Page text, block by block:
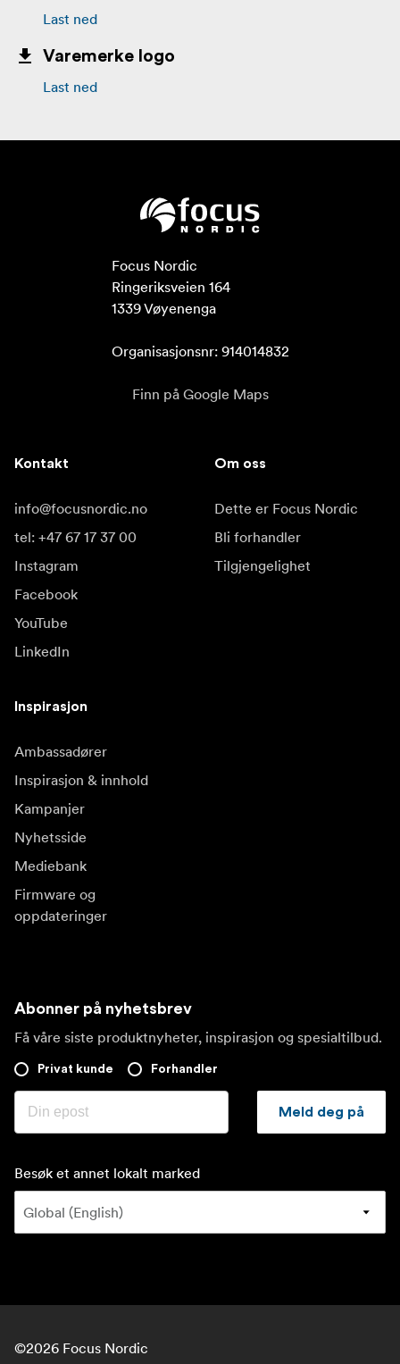
Last ned
Varemerke logo
Last ned
Focus Nordic
Ringeriksveien 164
1339 Vøyenenga
Organisasjonsnr: 914014832
Finn på Google Maps
Kontakt
info@focusnordic.no
tel: +47 67 17 37 00
Instagram
Facebook
YouTube
LinkedIn
Om oss
Dette er Focus Nordic
Bli forhandler
Tilgjengelighet
Inspirasjon
Ambassadører
Inspirasjon & innhold
Kampanjer
Nyhetsside
Mediebank
Firmware og
oppdateringer
Abonner på nyhetsbrev
Få våre siste produktnyheter, inspirasjon og spesialtilbud.
Privat kunde Forhandler
Meld deg på
Besøk et annet lokalt marked
©2026 Focus Nordic